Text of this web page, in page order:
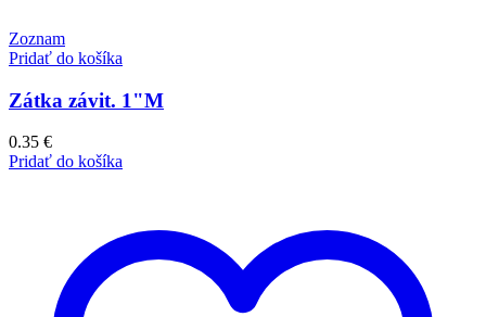
Zoznam
Pridať do košíka
Zátka závit. 1"M
0.35 €
Pridať do košíka